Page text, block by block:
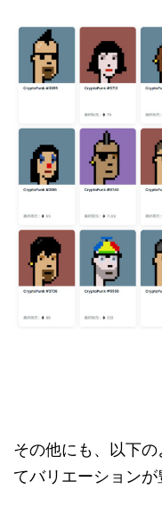
その他にも、以下
てバリエーションが